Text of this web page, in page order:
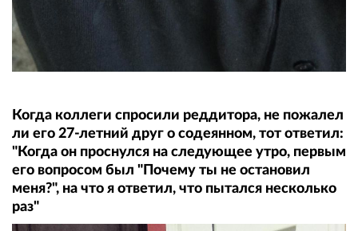
Когда коллеги спросили реддитора, не пожалел
ли его 27-летний друг о содеянном, тот ответил:
"Когда он проснулся на следующее утро, первым
его вопросом был "Почему ты не остановил
меня?", на что я ответил, что пытался несколько
раз"